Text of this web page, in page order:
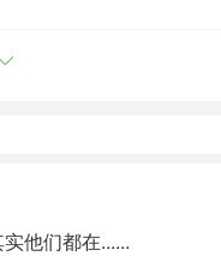
行为。
别来比较好”
他们都在......